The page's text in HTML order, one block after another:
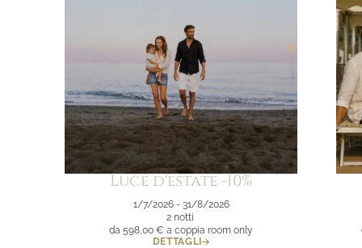
Luce d'estate -10%
1/7/2026 - 31/8/2026
2 notti
da 598,00 € a coppia room only
DETTAGLI